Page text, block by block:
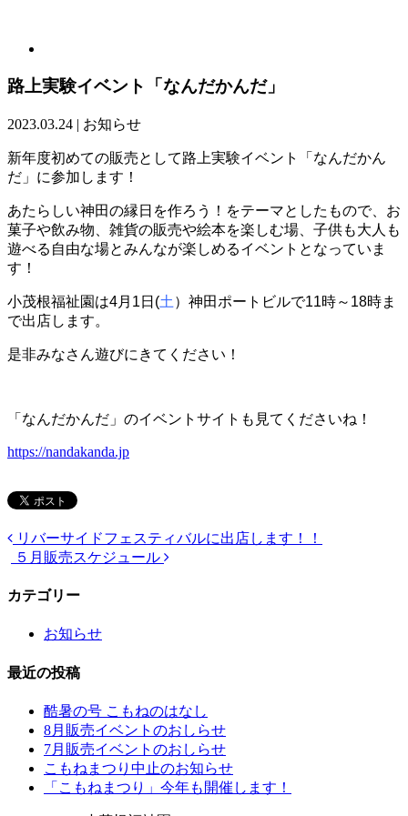
路上実験イベント「なんだかんだ」
2023.03.24 | お知らせ
新年度初めての販売として路上実験イベント「なんだかん
だ」に参加します！
あたらしい神田の縁日を作ろう！をテーマとしたもので、お
菓子や飲み物、雑貨の販売や絵本を楽しむ場、子供も大人も
遊べる自由な場とみんなが楽しめるイベントとなっていま
す！
小茂根福祉園は4月1日(土 ）神田ポートビルで11時～18時ま
で出店します。
是非みなさん遊びにきてください！
「なんだかんだ」のイベントサイトも見てくださいね！
https://nandakanda.jp
リバーサイドフェスティバルに出店します！！
５月販売スケジュール
カテゴリー
お知らせ
最近の投稿
酷暑の号 こもねのはなし
8月販売イベントのおしらせ
7月販売イベントのおしらせ
こもねまつり中止のお知らせ
「こもねまつり」今年も開催します！